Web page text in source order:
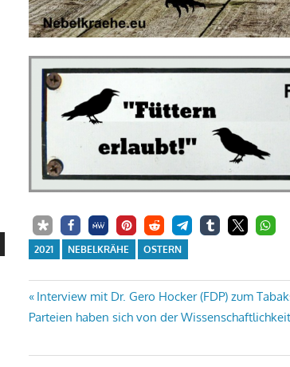
2021 NEBELKRÄHE OSTERN
Beitrags-
Vorheriger
Beitrag:
Interview mit Dr. Gero Hocker (FDP) zum
Parteien haben sich von der